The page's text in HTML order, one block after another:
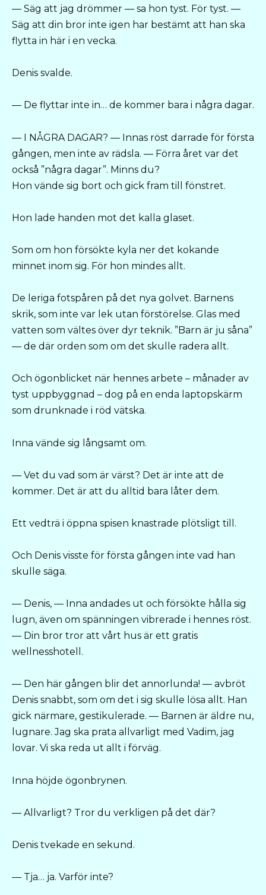
— Säg att jag drömmer — sa hon tyst. För tyst. —
Säg att din bror inte igen har bestämt att han ska
flytta in här i en vecka.
Denis svalde.
— De flyttar inte in… de kommer bara i några dagar.
— I NÅGRA DAGAR? — Innas röst darrade för första
gången, men inte av rädsla. — Förra året var det
också ”några dagar”. Minns du?
Hon vände sig bort och gick fram till fönstret.
Hon lade handen mot det kalla glaset.
Som om hon försökte kyla ner det kokande
minnet inom sig. För hon mindes allt.
De leriga fotspåren på det nya golvet. Barnens
skrik, som inte var lek utan förstörelse. Glas med
vatten som vältes över dyr teknik. ”Barn är ju såna”
— de där orden som om det skulle radera allt.
Och ögonblicket när hennes arbete – månader av
tyst uppbyggnad – dog på en enda laptopskärm
som drunknade i röd vätska.
Inna vände sig långsamt om.
— Vet du vad som är värst? Det är inte att de
kommer. Det är att du alltid bara låter dem.
Ett vedträ i öppna spisen knastrade plötsligt till.
Och Denis visste för första gången inte vad han
skulle säga.
— Denis, — Inna andades ut och försökte hålla sig
lugn, även om spänningen vibrerade i hennes röst.
— Din bror tror att vårt hus är ett gratis
wellnesshotell.
— Den här gången blir det annorlunda! — avbröt
Denis snabbt, som om det i sig skulle lösa allt. Han
gick närmare, gestikulerade. — Barnen är äldre nu,
lugnare. Jag ska prata allvarligt med Vadim, jag
lovar. Vi ska reda ut allt i förväg.
Inna höjde ögonbrynen.
— Allvarligt? Tror du verkligen på det där?
Denis tvekade en sekund.
— Tja… ja. Varför inte?